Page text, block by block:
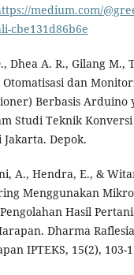
medium.com/
cbe131d86b6e
Dhea A. R., Gilang M.,
Otomatisasi dan
Berbasis Arduino
Studi Teknik
Jakarta. Depok.
A., Hendra, E., &
Menggunakan
Hasil
Dharma
IPTEKS, 15(2),